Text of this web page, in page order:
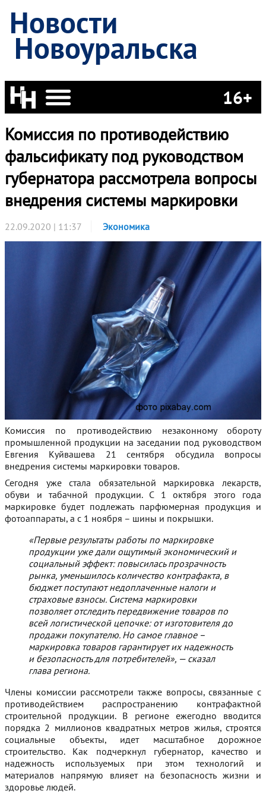
Новости
Новоуральска
16+
Комиссия по противодействию
фальсификату под руководством
губернатора рассмотрела вопросы
внедрения системы маркировки
22.09.2020 | 11:37 Экономика
Комиссия по противодействию незаконному обороту
промышленной продукции на заседании под руководством
Евгения Куйвашева 21 сентября обсудила вопросы
внедрения системы маркировки товаров.
Сегодня уже стала обязательной маркировка лекарств,
обуви и табачной продукции. С 1 октября этого года
маркировке будет подлежать парфюмерная продукция и
фотоаппараты, а с 1 ноября – шины и покрышки.
«Первые результаты работы по маркировке
продукции уже дали ощутимый экономический и
социальный эффект: повысилась прозрачность
рынка, уменьшилось количество контрафакта, в
бюджет поступают недоплаченные налоги и
страховые взносы. Система маркировки
позволяет отследить передвижение товаров по
всей логистической цепочке: от изготовителя до
продажи покупателю. Но самое главное –
маркировка товаров гарантирует их надежность
и безопасность для потребителей», — сказал
глава региона.
Члены комиссии рассмотрели также вопросы, связанные с
противодействием распространению контрафактной
строительной продукции. В регионе ежегодно вводится
порядка 2 миллионов квадратных метров жилья, строятся
социальные объекты, идет масштабное дорожное
строительство. Как подчеркнул губернатор, качество и
надежность используемых при этом технологий и
материалов напрямую влияет на безопасность жизни и
здоровье людей.